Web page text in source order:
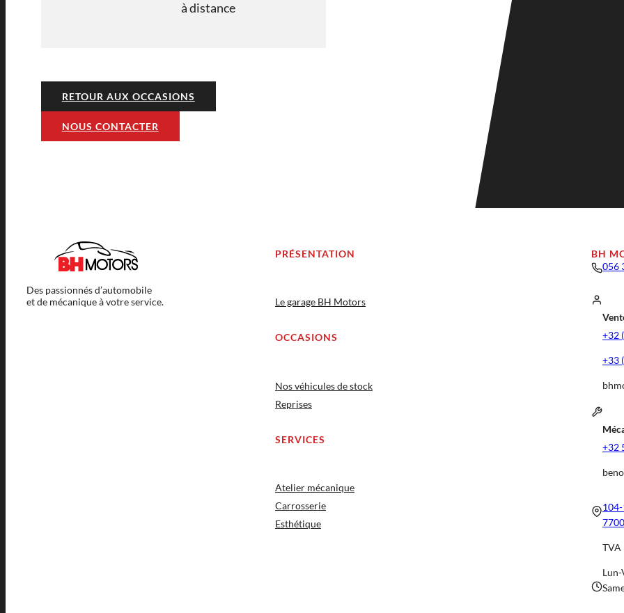
à distance
RETOUR AUX OCCASIONS
NOUS CONTACTER
Des passionnés d’automobile
et de mécanique à votre service.
PRÉSENTATION
Le garage BH Motors
OCCASIONS
Nos véhicules de stock
Reprises
SERVICES
Atelier mécanique
Carrosserie
Esthétique
BH
056
+32
+33
+32
TVA
Lun-